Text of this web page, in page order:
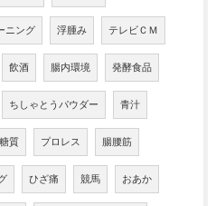
ニング 浮腫み テレビＣＭ
飲酒 腸内環境 発酵食品
ちしゃとうパウダー 青汁
糖質 プロレス 腸腰筋
ひざ痛 競馬 おあか